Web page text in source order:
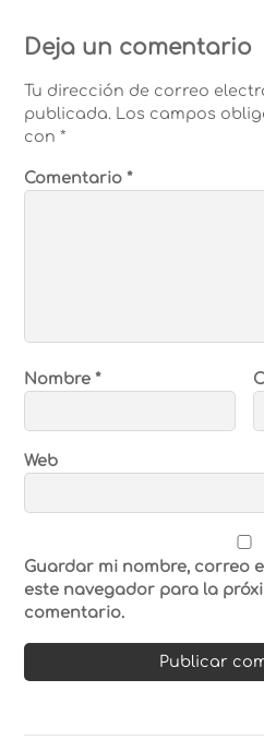
Deja un comentario
Tu dirección de correo
publicada. Los campos
con*
Comentario*
Nombre*
Web
Guardar mi nombre, correo
este navegador para la
comentario.